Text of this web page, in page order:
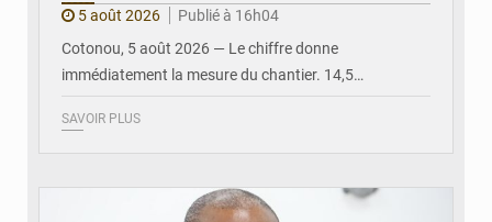
5 août 2026
Publié à 16h04
Cotonou, 5 août 2026 — Le chiffre donne
immédiatement la mesure du chantier. 14,5…
SAVOIR PLUS